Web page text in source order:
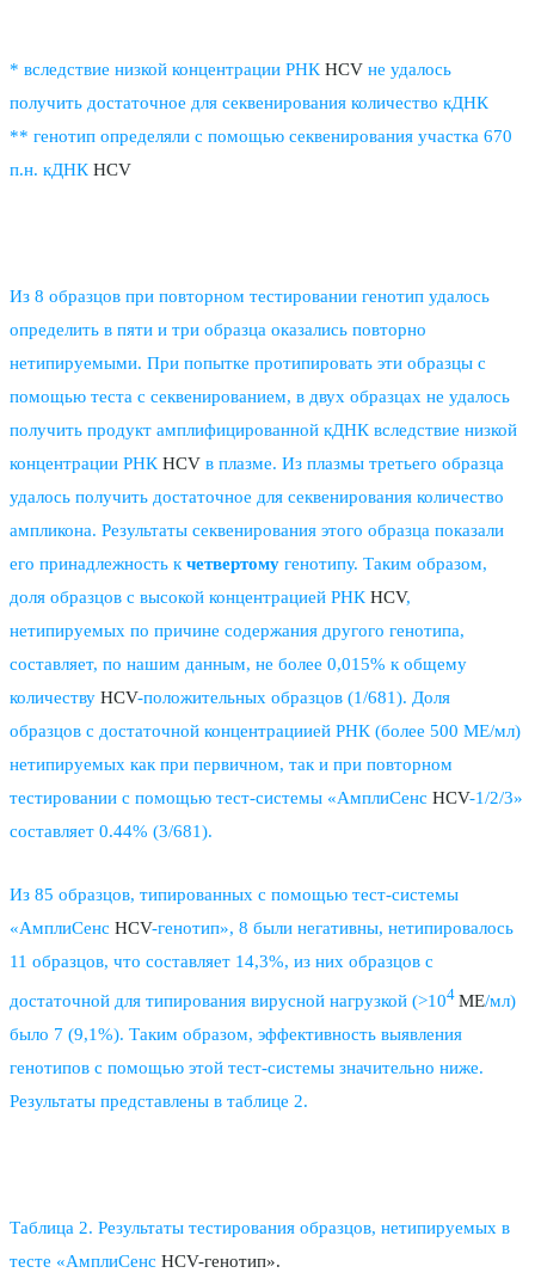
* вследствие низкой концентрации РНК HCV не удалось
получить достаточное для секвенирования количество кДНК
** генотип определяли с помощью секвенирования участка 670
п.н. кДНК HCV
Из 8 образцов при повторном тестировании генотип удалось
определить в пяти и три образца оказались повторно
нетипируемыми. При попытке протипировать эти образцы с
помощью теста с секвенированием, в двух образцах не удалось
получить продукт амплифицированной кДНК вследствие низкой
концентрации РНК HCV в плазме. Из плазмы третьего образца
удалось получить достаточное для секвенирования количество
ампликона. Результаты секвенирования этого образца показали
его принадлежность кчетвертому генотипу. Таким образом,
доля образцов с высокой концентрацией РНК HCV,
нетипируемых по причине содержания другого генотипа,
составляет, по нашим данным, не более 0,015% к общему
количеству HCV-положительных образцов (1/681). Доля
образцов с достаточной концентрациией РНК (более 500 МЕ/мл)
нетипируемых как при первичном, так и при повторном
тестировании с помощью тест-системы «АмплиСенс HCV-1/2/3»
составляет 0.44% (3/681).
Из 85 образцов, типированных с помощью тест-системы
«АмплиСенс HCV-генотип», 8 были негативны, нетипировалось
11 образцов, что составляет 14,3%, из них образцов с
достаточной для типирования вирусной нагрузкой (>104 ME/мл)
было 7 (9,1%). Таким образом, эффективность выявления
генотипов с помощью этой тест-системы значительно ниже.
Результаты представлены в таблице 2.
Таблица 2. Результаты тестирования образцов, нетипируемых в
тесте «АмплиСенс HCV-генотип».